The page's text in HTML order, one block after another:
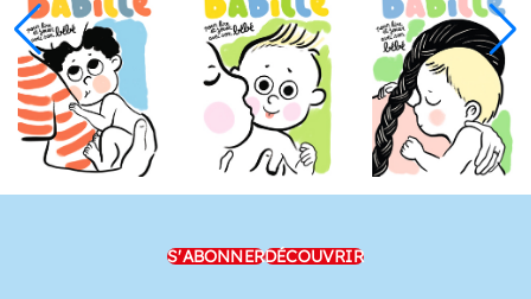
S'ABONNERDÉCOUVRIR